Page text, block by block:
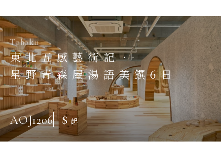
Tohoku
東北五感藝術記．
星野青森屋湯語美饌6日
AOJ1206 $起